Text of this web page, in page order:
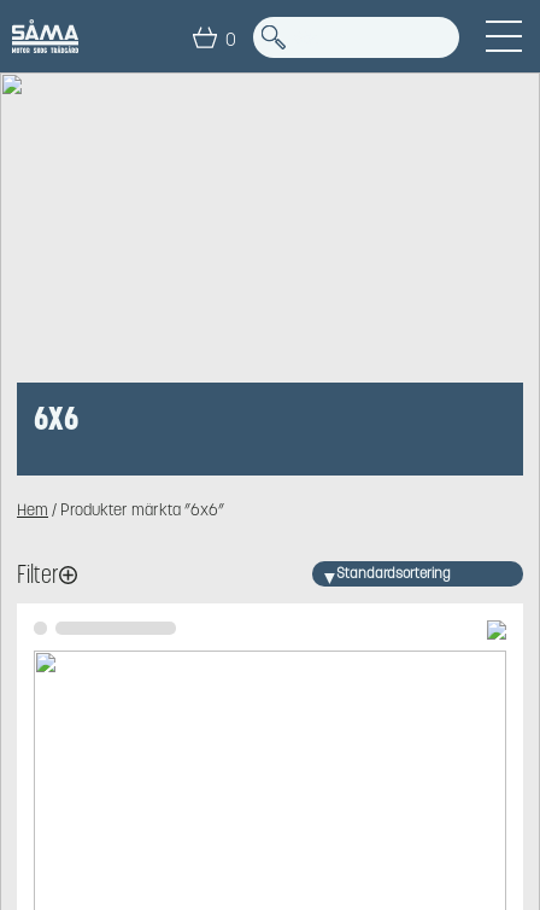
0
Hem / Produkter märkta ”6x6”
6X6
Filter